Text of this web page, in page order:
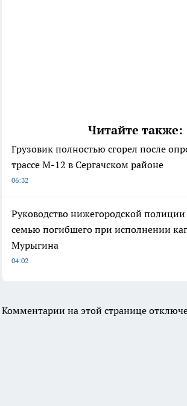
Читайте также:
Грузовик полностью сгорел после
трассе М-12 в Сергачском районе
06:32
Руководство нижегородской полиции
семью погибшего при исполнении
Мурыгина
04:02
Комментарии на этой странице